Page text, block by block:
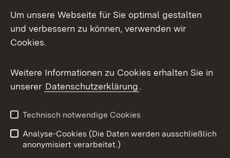
Facebook
X / Twitter
Youtube
Impressum
Kontakt
Um unsere Webseite für Sie optimal gestalten
und verbessern zu können, verwenden wir
Cookies.
Weitere Informationen zu Cookies erhalten Sie in
unserer Datenschutzerklärung.
Technisch notwendige Cookies
Analyse-Cookies (Die Daten werden ausschließlich
anonymisiert verarbeitet.)